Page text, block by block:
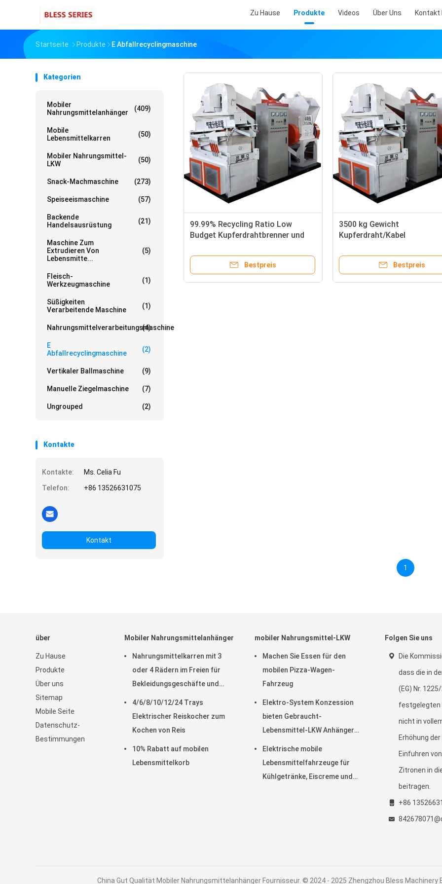
Zu Hause Produkte Videos Über Uns Kontakt
Startseite Produkte E Abfallrecyclingmaschine
Kategorien
Mobiler
Nahrungsmittelanhänger
(409)
Mobile
Lebensmittelkarren
(50)
Mobiler Nahrungsmittel-
LKW
(50)
Snack-Machmaschine (273)
Speiseeismaschine (57)
Backende
Handelsausrüstung
(21)
Maschine Zum
Extrudieren Von
Lebensmitte...
(5)
Fleisch-
Werkzeugmaschine
(1)
Süßigkeiten
Verarbeitende Maschine
(1)
Nahrungsmittelverarbeitungsmaschine
(4)
E
Abfallrecyclingmaschine
(2)
Vertikaler Ballmaschine (9)
Manuelle Ziegelmaschine (7)
Ungrouped (2)
Kontakte
Kontakte:
Ms. Celia Fu
Telefon:
+86 13526631075
Kontakt
99.99% Recycling Ratio Low
Budget Kupferdrahtbrenner und
technischen Service
Bestpreis
3500 kg Gewicht
Kupferdraht/Kabel
Recycling-Verhältnis
Bestpreis
1
über
Zu Hause
Produkte
Über uns
Sitemap
Mobile Seite
Datenschutz-
Bestimmungen
Mobiler Nahrungsmittelanhänger
Nahrungsmittelkarren mit 3
oder 4 Rädern im Freien für
Bekleidungsgeschäfte und
4/6/8/10/12/24 Trays
Elektrischer Reiskocher zum
Kochen von Reis
10% Rabatt auf mobilen
Lebensmittelkorb
mobiler Nahrungsmittel-LKW
Machen Sie Essen für den
mobilen Pizza-Wagen-
Fahrzeug
Elektro-System Konzession
bieten Gebraucht-
Lebensmittel-LKW Anhänger
Elektrische mobile
Lebensmittelfahrzeuge für
Kühlgetränke, Eiscreme und
Folgen Sie uns
Die
dass die in
(EG) Nr.
festgelegten
nicht in
Erhöhung
Einfuhren
Zitronen in
beitragen.
+86
China Gut Qualität Mobiler Nahrungsmittelanhänger Fournisseur. © 2024 - 2025 Zhengzhou Bless Machinery